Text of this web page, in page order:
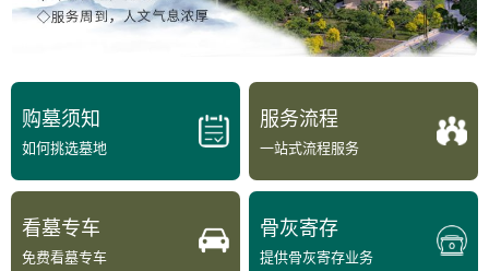
购墓须知
如何挑选墓地
服务流程
一站式流程服务
看墓专车
免费看墓专车
骨灰寄存
提供骨灰寄存业务